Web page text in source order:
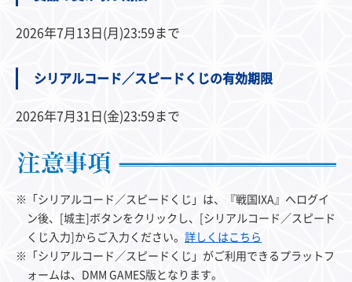
2026年7月13日(月)23:59まで
シリアルコード／スピードくじの有効期限
2026年7月31日(金)23:59まで
※「シリアルコード／スピードくじ」は、『戦国IXA』へログイ
ン後、[城主]ボタンをクリックし、[シリアルコード／スピード
くじ入力]からご入力ください。 詳しくはこちら
※「シリアルコード／スピードくじ」がご利用できるプラットフ
ォームは、DMM GAMES版となります。